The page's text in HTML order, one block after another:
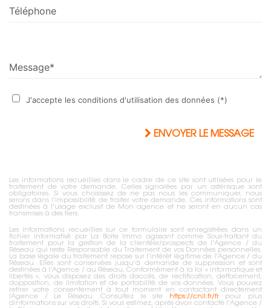
Téléphone
Message*
J'accepte les conditions d'utilisation des données (*)
ENVOYER LE MESSAGE
Les informations recueillies dans le cadre de ce site sont utilisées pour le
traitement de votre demande. Celles signalées par un astérisque sont
obligatoires. Si vous choisissez de ne pas nous les communiquer, nous
serons dans l'impossibilité de traiter votre demande. Ces informations sont
destinées à l'usage exclusif de Mon agence et ne seront en aucun cas
transmises à des tiers.
Les informations recueillies sur ce formulaire sont enregistrées dans un
fichier informatisé par La Boite Immo agissant comme Sous-traitant du
traitement pour la gestion de la clientèle/prospects de l'Agence / du
Réseau qui reste Responsable du Traitement de vos Données personnelles.
La base légale du traitement repose sur l'intérêt légitime de l'Agence / du
Réseau. Elles sont conservées jusqu'à demande de suppression et sont
destinées à l'Agence / au Réseau. Conformément à la loi « informatique et
libertés », vous disposez des droits daccès, de rectification, deffacement,
dopposition, de limitation et de portabilité de vos données. Vous pouvez
retirer votre consentement à tout moment en contactant directement
lAgence / Le Réseau. Consultez le site
https://cnil.fr/frpour plus
dinformations sur vos droits. Si vous estimez, après avoir contacté l'Agence /